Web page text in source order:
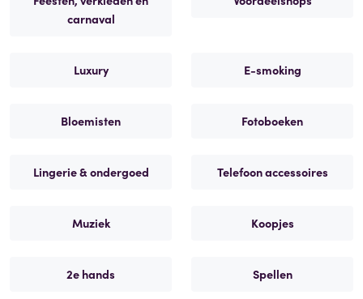
carnaval
Luxury E-smoking
Bloemisten Fotoboeken
Lingerie & ondergoed Telefoon accessoires
Muziek Koopjes
2e hands Spellen